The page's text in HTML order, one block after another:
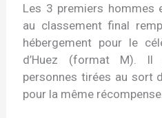
Les 3 premiers hommes
au classement final
hébergement pour le
d’Huez (format M).
personnes tirées au sort
pour la même récompense.